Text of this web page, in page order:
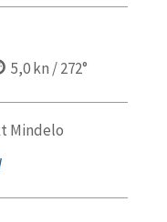
5,0 kn / 272°
Mindelo